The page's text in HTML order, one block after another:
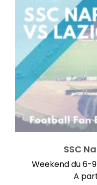
SSC
Weekend du 6-
A